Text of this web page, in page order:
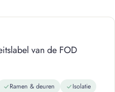
van de FOD
Ramen & deuren Isolatie